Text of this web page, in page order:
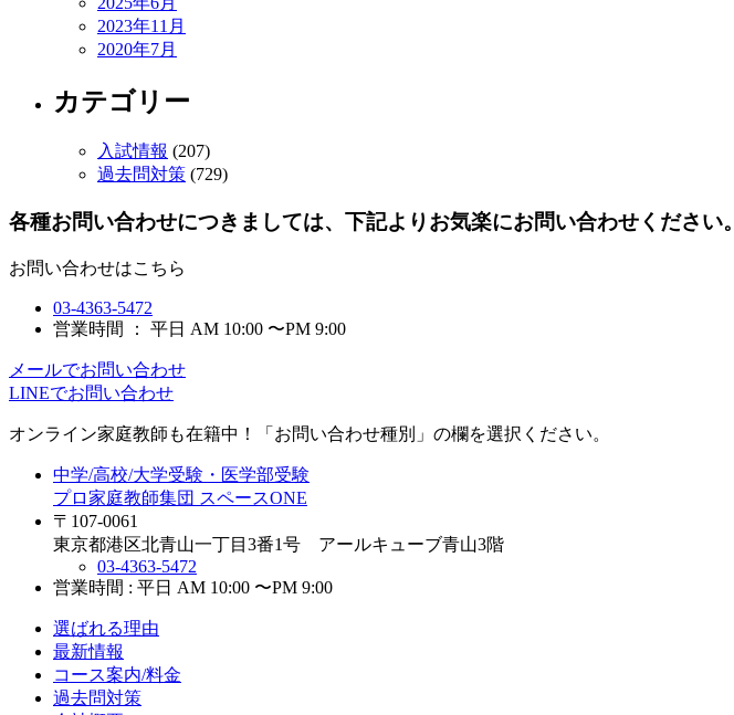
2023年11月
2020年7月
カテゴリー
入試情報 (207)
過去問対策 (729)
各種お問い合わせにつきましては、下記よりお気楽にお問い合わせください。
お問い合わせはこちら
03-4363-5472
営業時間 ： 平日 AM 10:00 〜PM 9:00
メールでお問い合わせ
LINEでお問い合わせ
オンライン家庭教師 も在籍中！「お問い合わせ種別」の欄を選択ください。
中学/高校/大学受験・医学部受験
プロ家庭教師集団 スペースONE
〒107-0061
東京都港区北青山一丁目3番1号 アールキューブ青山3階
03-4363-5472
営業時間 : 平日 AM 10:00 〜PM 9:00
選ばれる理由
最新情報
コース案内/料金
過去問対策